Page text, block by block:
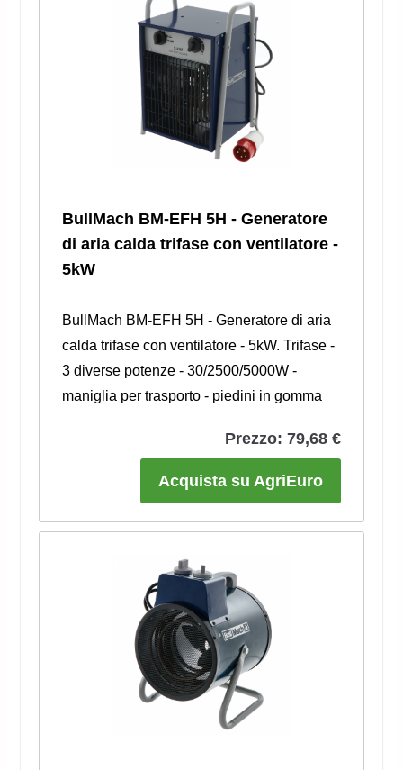
BullMach BM-EFH 5H - Generatore
di aria calda trifase con ventilatore -
5kW
BullMach BM-EFH 5H - Generatore di aria
calda trifase con ventilatore - 5kW. Trifase -
3 diverse potenze - 30/2500/5000W -
maniglia per trasporto - piedini in gomma
Prezzo: 79,68 €
Acquista su AgriEuro